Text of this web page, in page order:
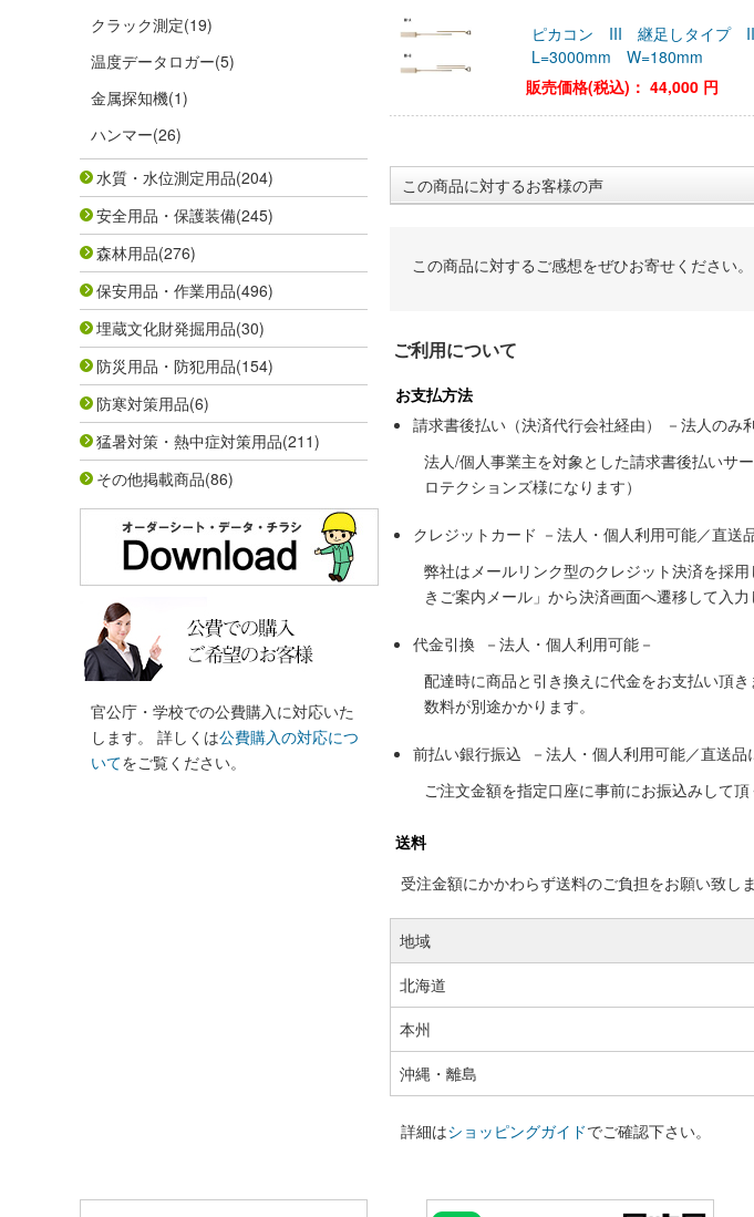
クラック測定(19)
温度データロガー(5)
金属探知機(1)
ハンマー(26)
水質・水位測定用品(204)
安全用品・保護装備(245)
森林用品(276)
保安用品・作業用品(496)
埋蔵文化財発掘用品(30)
防災用品・防犯用品(154)
防寒対策用品(6)
猛暑対策・熱中症対策用品(211)
その他掲載商品(86)
官公庁・学校での公費購入に対応いた
します。 詳しくは公費購入の対応につ
いてをご覧ください。
ピカコン III 継足しタイプ
L=3000mm W=180mm
販売価格(税込)： 44,000 円
この商品に対するお客様の声
この商品に対するご感想をぜひお寄せください。
ご利用について
お支払方法
請求書後払い（決済代行会社経由） －法人のみ
法人/個人事業主を対象とした請求書後払いサ
ロテクションズ様になります）
クレジットカード －法人・個人利用可能／直送
弊社はメールリンク型のクレジット決済を採
きご案内メール」から決済画面へ遷移して入
代金引換 －法人・個人利用可能－
配達時に商品と引き換えに代金をお支払い頂
数料が別途かかります。
前払い銀行振込 －法人・個人利用可能／直送品
ご注文金額を指定口座に事前にお振込みして頂
送料
受注金額にかかわらず送料のご負担をお願い致し
地域
北海道
本州
沖縄・離島
詳細はショッピングガイドでご確認下さい。